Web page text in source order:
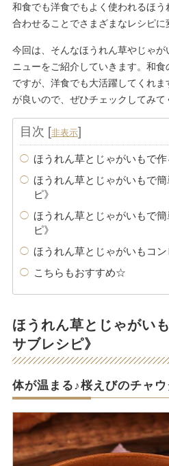
和食でも洋食でもよく使われるほ
合わせることでさまざまなレシピに
今回は、そんなほうれん草やじゃ
ニューをご紹介していきます。和
ですが、洋食でも大活躍してくれ
が良いので、ぜひチェックしてみて
目次 [非表示]
ほうれん草とじゃがいもで
ほうれん草とじゃがいもで
ピ》
ほうれん草とじゃがいもで
ピ》
ほうれん草とじゃがいもコ
こちらもおすすめ☆
ほうれん草とじゃがい
サブレシピ》
体が温まる♪桜えびのチャ